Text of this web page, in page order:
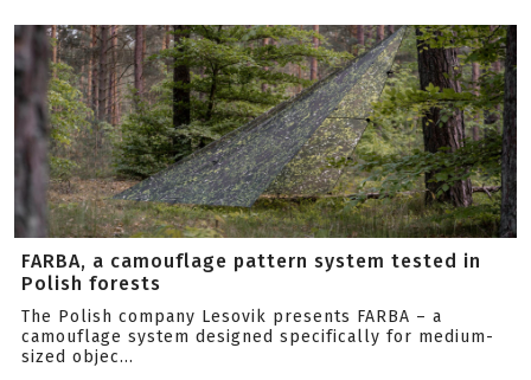
FARBA, a camouflage pattern system tested in
Polish forests
The Polish company Lesovik presents FARBA – a
camouflage system designed specifically for medium-
sized objec...